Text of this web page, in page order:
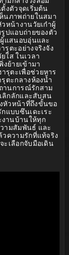
งตัวจุดเริ่มต้น
นภาพถ่ายในสมา
หน้างานวัยเก๋าผู้
ปแอบถ่ายของตัว
แสนอบอุ่นและ
รุตะอย่างจริงจัง
ใส ในเวลา
งย้ายเข้ามา
รุตะเพื่อช่วยหาร
ตะกลางห้องน้ำ
านการณ์รักสาม
ลิกลักและสับสน
หัวหน้าที่ถึงขั้นขอ
แบบซึนเดะเระ
านบ้านให้ทุก
วามสัมพันธ์ และ
วความรักที่แท้จริง
ะเลือกจับมือเดิน